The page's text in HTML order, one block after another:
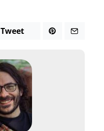
Tweet